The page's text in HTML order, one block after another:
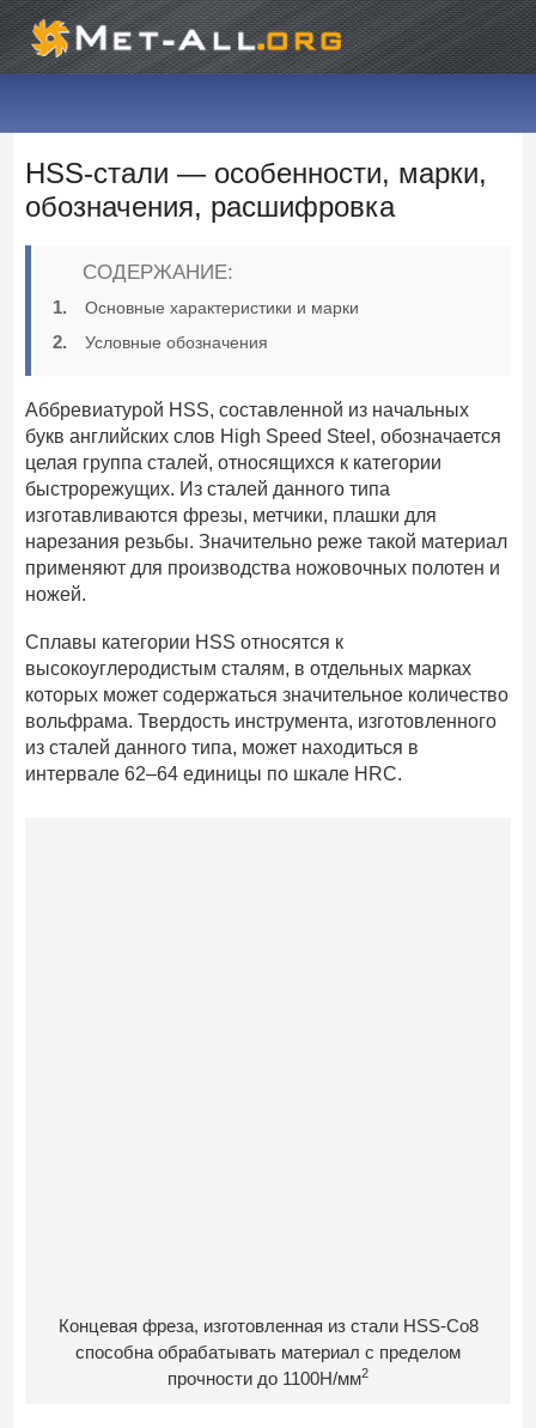
HSS-стали — особенности, марки,
обозначения, расшифровка
СОДЕРЖАНИЕ:
Основные характеристики и марки
Условные обозначения
Аббревиатурой HSS, составленной из начальных
букв английских слов High Speed Steel, обозначается
целая группа сталей, относящихся к категории
быстрорежущих. Из сталей данного типа
изготавливаются фрезы, метчики, плашки для
нарезания резьбы. Значительно реже такой материал
применяют для производства ножовочных полотен и
ножей.
Сплавы категории HSS относятся к
высокоуглеродистым сталям, в отдельных марках
которых может содержаться значительное количество
вольфрама. Твердость инструмента, изготовленного
из сталей данного типа, может находиться в
интервале 62–64 единицы по шкале HRC.
Концевая фреза, изготовленная из стали HSS-Co8
способна обрабатывать материал с пределом
прочности до 1100Н/мм2